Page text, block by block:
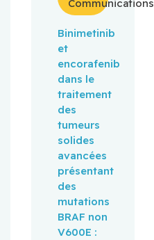
Communications
Binimetinib
et
encorafenib
dans le
traitement
des
tumeurs
solides
avancées
présentant
des
mutations
BRAF non
V600E :